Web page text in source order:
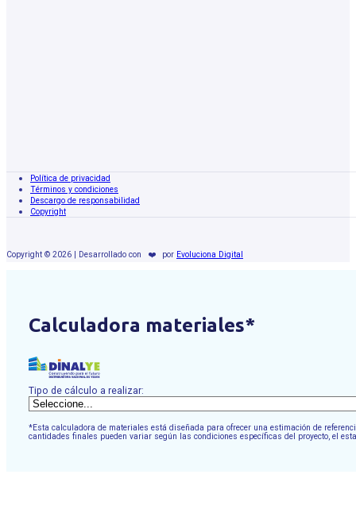
Política de privacidad
Términos y condiciones
Descargo de responsabilidad
Copyright
Copyright © 2026 | Desarrollado con ❤️ por Evoluciona Digital
Calculadora materiales*
Tipo de cálculo a realizar:
*Esta calculadora de materiales está diseñada para ofrecer una estimación de
cantidades finales pueden variar según las condiciones específicas del proyecto, el